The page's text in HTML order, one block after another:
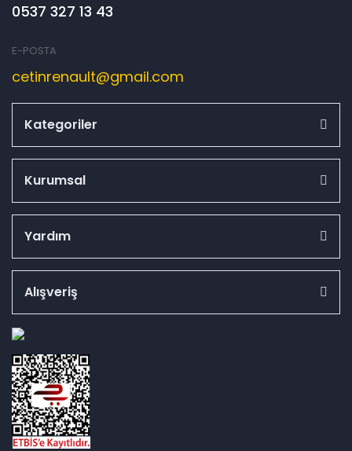
0537 327 13 43
E-POSTA
cetinrenault@gmail.com
Kategoriler
Kurumsal
Yardım
Alışveriş